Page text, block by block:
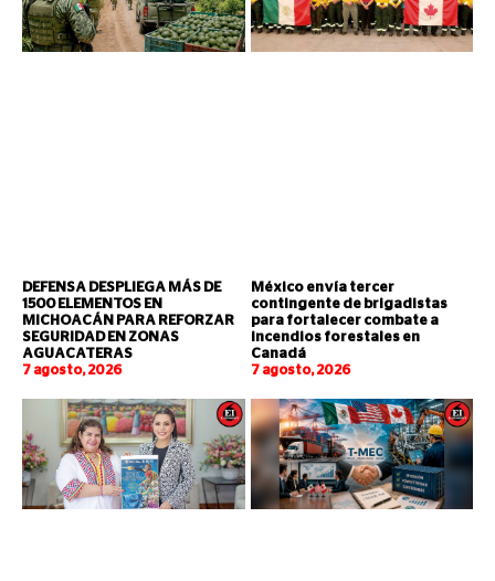
DEFENSA DESPLIEGA MÁS DE
1500 ELEMENTOS EN
MICHOACÁN PARA REFORZAR
SEGURIDAD EN ZONAS
AGUACATERAS
7 agosto, 2026
México envía tercer
contingente de brigadistas
para fortalecer combate a
incendios forestales en
Canadá
7 agosto, 2026